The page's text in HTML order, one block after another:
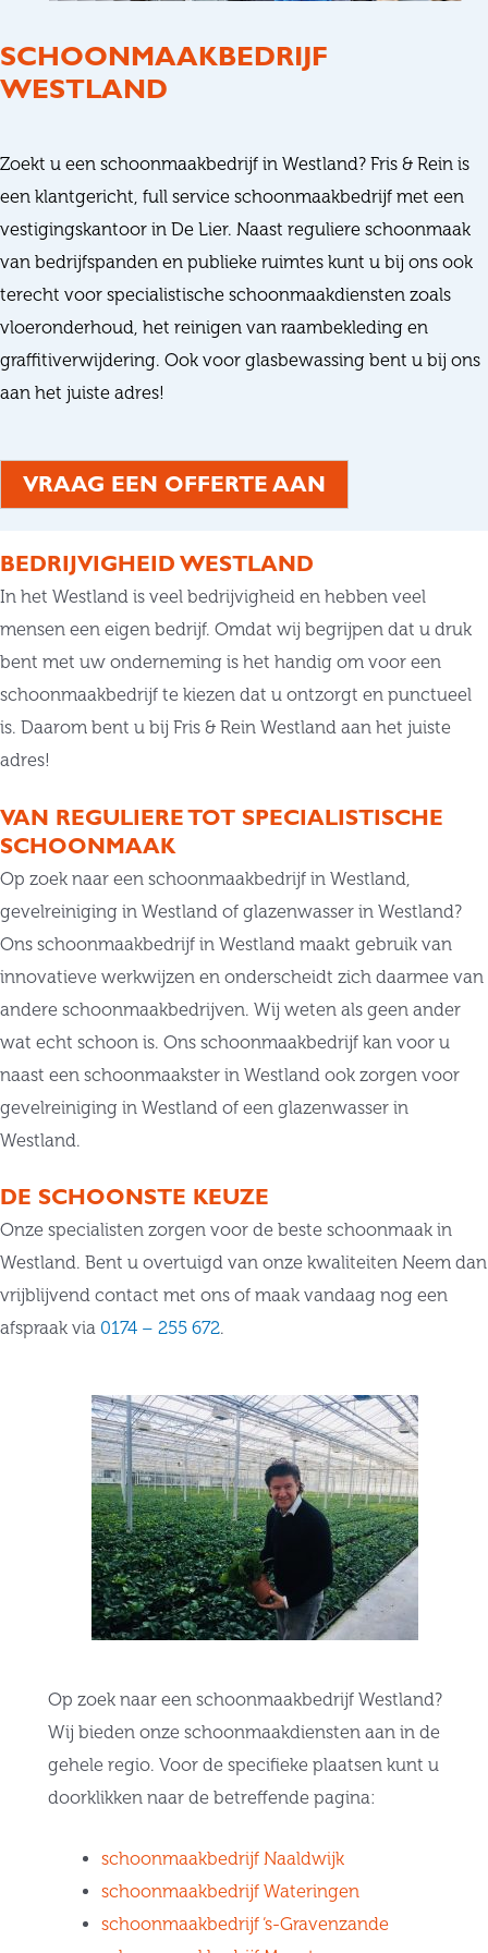
SCHOONMAAKBEDRIJF
WESTLAND
Zoekt u een schoonmaakbedrijf in Westland? Fris & Rein is
een klantgericht, full service schoonmaakbedrijf met een
vestigingskantoor in De Lier. Naast reguliere schoonmaak
van bedrijfspanden en publieke ruimtes kunt u bij ons ook
terecht voor specialistische schoonmaakdiensten zoals
vloeronderhoud, het reinigen van raambekleding en
graffitiverwijdering. Ook voor glasbewassing bent u bij ons
aan het juiste adres!
VRAAG EEN OFFERTE AAN
BEDRIJVIGHEID WESTLAND
In het Westland is veel bedrijvigheid en hebben veel
mensen een eigen bedrijf. Omdat wij begrijpen dat u druk
bent met uw onderneming is het handig om voor een
schoonmaakbedrijf te kiezen dat u ontzorgt en punctueel
is. Daarom bent u bij Fris & Rein Westland aan het juiste
adres!
VAN REGULIERE TOT SPECIALISTISCHE
SCHOONMAAK
Op zoek naar een schoonmaakbedrijf in Westland,
gevelreiniging in Westland of glazenwasser in Westland?
Ons schoonmaakbedrijf in Westland maakt gebruik van
innovatieve werkwijzen en onderscheidt zich daarmee van
andere schoonmaakbedrijven. Wij weten als geen ander
wat echt schoon is. Ons schoonmaakbedrijf kan voor u
naast een schoonmaakster in Westland ook zorgen voor
gevelreiniging in Westland of een glazenwasser in
Westland.
DE SCHOONSTE KEUZE
Onze specialisten zorgen voor de beste schoonmaak in
Westland. Bent u overtuigd van onze kwaliteiten Neem dan
vrijblijvend contact met ons of maak vandaag nog een
afspraak via 0174 – 255 672.
Op zoek naar een schoonmaakbedrijf Westland?
Wij bieden onze schoonmaakdiensten aan in de
gehele regio. Voor de specifieke plaatsen kunt u
doorklikken naar de betreffende pagina:
schoonmaakbedrijf Naaldwijk
schoonmaakbedrijf Wateringen
schoonmaakbedrijf ‘s-Gravenzande